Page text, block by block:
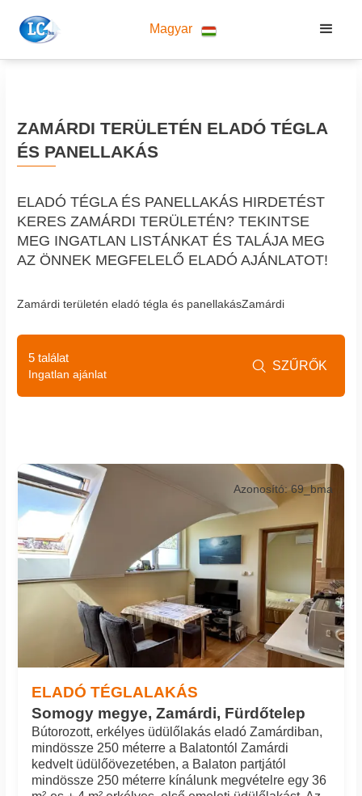
Magyar
ZAMÁRDI TERÜLETÉN ELADÓ TÉGLA
ÉS PANELLAKÁS
ELADÓ TÉGLA ÉS PANELLAKÁS HIRDETÉST
KERES ZAMÁRDI TERÜLETÉN? TEKINTSE
MEG INGATLAN LISTÁNKAT ÉS TALÁJA MEG
AZ ÖNNEK MEGFELELŐ ELADÓ AJÁNLATOT!
Zamárdi területén eladó tégla és panellakásZamárdi
ELADÓ TÉGLALAKÁS
Somogy megye, Zamárdi, Fürdőtelep
Azonosító: 69_bma
Bútorozott, erkélyes üdülőlakás eladó Zamárdiban,
mindössze 250 méterre a Balatontól Zamárdi
kedvelt üdülőövezetében, a Balaton partjától
mindössze 250 méterre kínálunk megvételre egy 36
5 találat
Ingatlan ajánlat
 SZŰRŐK